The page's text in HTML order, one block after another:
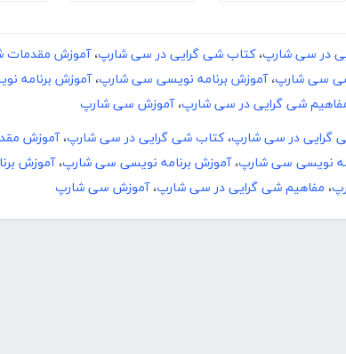
در سی شارپ،کتاب شی گرایی در سی شارپ،آموزش مقدمات
سی شارپ،آموزش برنامه ­نویسی سی شارپ،آموزش برنامه
شی گرایی در سی شارپ،آموزش سی شارپ
گرایی در سی شارپ،کتاب شی گرایی در سی شارپ،آموزش
نویسی سی شارپ،آموزش برنامه ­نویسی سی شارپ،آموزش
، مفاهیم شی گرایی در سی شارپ،آموزش سی شارپ